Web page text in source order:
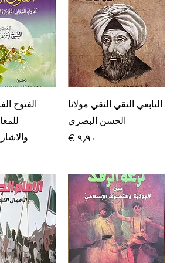
العرض السريع
التابعي التقي النقي مولانا
الحسن البصري
السعر
العرض
الفتوح